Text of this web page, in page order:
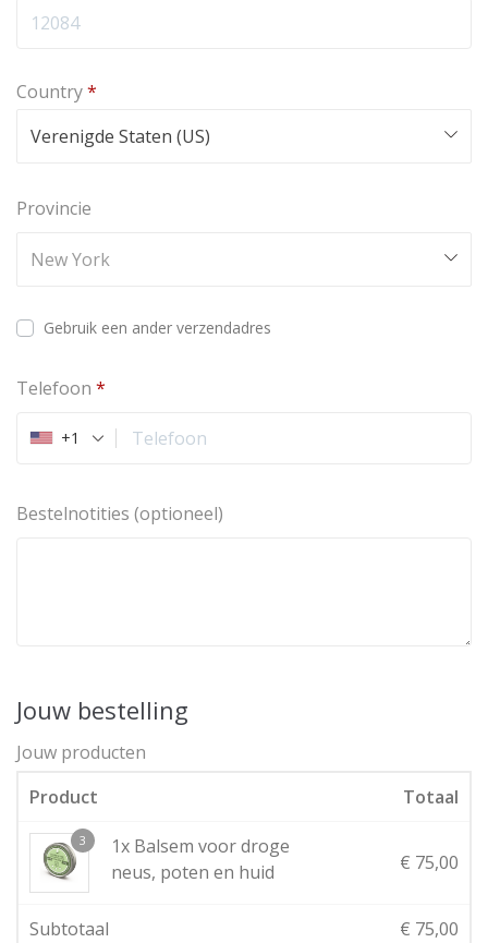
Country*
Verenigde Staten (US)
Provincie
New York
Gebruik een ander verzendadres
Telefoon *
+1
Bestelnotities (optioneel)
Jouw bestelling
Jouw producten
Product
Totaal
3
1x Balsem voor droge
neus, poten en huid
€ 75,00
Subtotaal € 75,00